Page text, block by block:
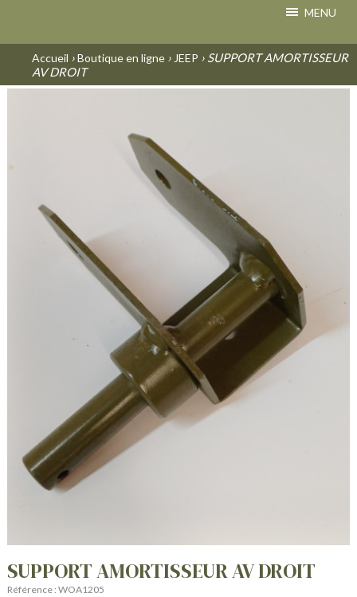
MENU
Accueil ›Boutique en ligne › JEEP › SUPPORT AMORTISSEUR
AV DROIT
SUPPORT AMORTISSEUR AV DROIT
Référence : WOA1205